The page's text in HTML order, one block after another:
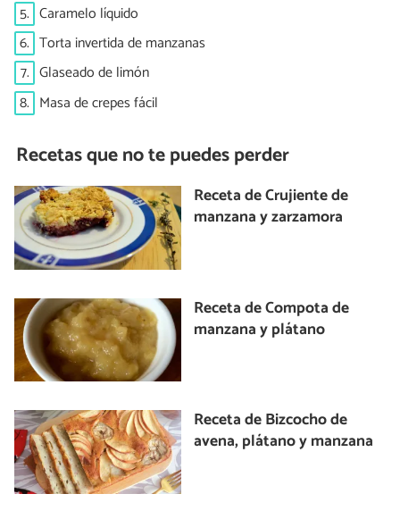
5. Caramelo líquido
6. Torta invertida de manzanas
7. Glaseado de limón
8. Masa de crepes fácil
Recetas que no te puedes perder
Receta de Crujiente de
manzana y zarzamora
Receta de Compota de
manzana y plátano
Receta de Bizcocho de
avena, plátano y manzana